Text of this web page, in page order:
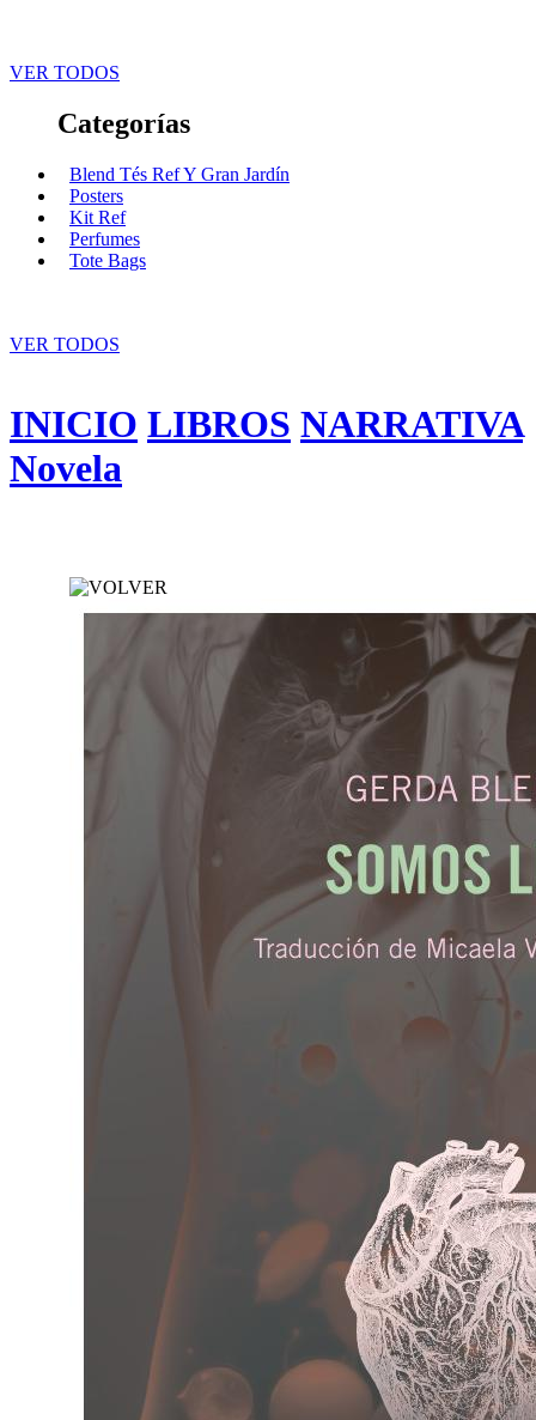
VER TODOS
Categorías
Blend Tés Ref Y Gran Jardín
Posters
Kit Ref
Perfumes
Tote Bags
VER TODOS
INICIO LIBROS NARRATIVA
Novela